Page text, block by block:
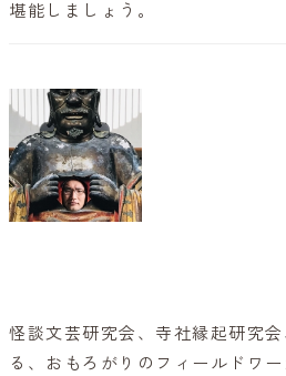
堪能しましょう。
怪談文芸研究会、寺社縁起研究
る、おもろがりのフィールドワ